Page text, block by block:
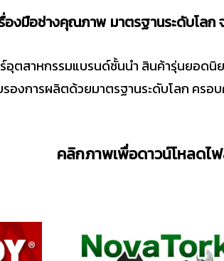
องมือช่างคุณภาพ มาตรฐานระดับโลก
อุตสาหกรรมแบรนด์ชั้นนำ สินค้ารุ่นยอด
องการผลิตด้วยมาตรฐานระดับโลก ครอ
คลิกภาพเพื่อดาวน์โหลดไฟ